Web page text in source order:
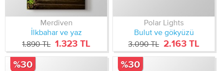
Merdiven
İlkbahar ve yaz
1.890 TL 1.323 TL
Polar Lights
Bulut ve gökyüzü
3.090 TL 2.163 TL
%30 %30